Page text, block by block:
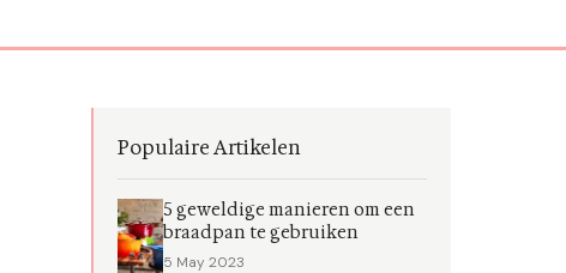
Populaire Artikelen
5 geweldige manieren om een
braadpan te gebruiken
5 May 2023